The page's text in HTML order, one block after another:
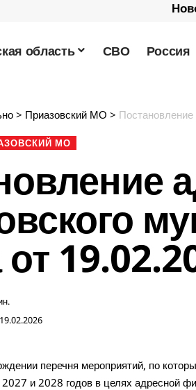
область СВО Россия
> Приазовский МО > Постановление
МО
от
19.02.2026
перечня мероприятий, по
и 2028 годов в целях адресной